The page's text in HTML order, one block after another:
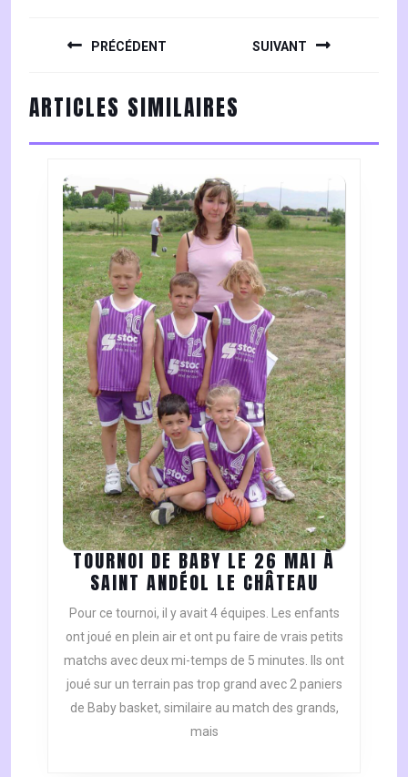
PRÉCÉDENT
post:
SUIVANT
post:
ARTICLES SIMILAIRES
TOURNOI DE BABY LE 26 MAI À
SAINT ANDÉOL LE CHÂTEAU
DE
BABY
LE
26
MAI
À
Pour ce tournoi, il y avait 4 équipes. Les enfants
ont joué en plein air et ont pu faire de vrais petits
matchs avec deux mi-temps de 5 minutes. Ils ont
joué sur un terrain pas trop grand avec 2 paniers
de Baby basket, similaire au match des grands,
mais